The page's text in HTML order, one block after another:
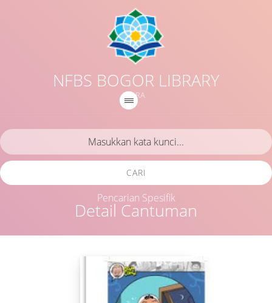
NFBS BOGOR LIBRARY
IQRA
Detail Cantuman
CARI
Pencarian Spesifik